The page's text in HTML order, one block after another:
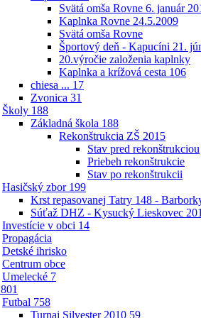
Svätá omša Rovne 6. január
Kaplnka Rovne 24.5.2009
Svätá omša Rovne
Športový deň - Kapucíni 21.
20.výročie založenia kaplnky
Kaplnka a krížová cesta 106
chiesa ... 17
Zvonica 31
Školy 188
Základná škola 188
Rekonštrukcia ZŠ 2015
Stav pred rekonštrukciou
Priebeh rekonštrukcie
Stav po rekonštrukcii
Hasičský zbor 199
Krst repasovanej Tatry 148 -
Súťaž DHZ - Kysucký Lieskovec
Investície v obci 14
Propagácia
Detské ihrisko
Centrum obce
Umelecké 7
801
Futbal 758
Turnaj Silvester 2010 59